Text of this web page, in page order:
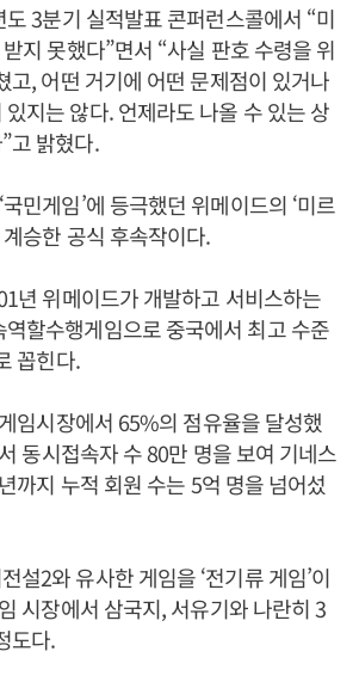
3분기 실적발표 콘퍼런스콜에서 “미
지 못했다”면서 “사실 판호 수령을 위
고, 어떤 거기에 어떤 문제점이 있거나
지는 않다. 언제라도 나올 수 있는 상
고 밝혔다.
민게임’에 등극했던 위메이드의 ‘미르
승한 공식 후속작이다.
년 위메이드가 개발하고 서비스하는
할수행게임으로 중국에서 최고 수준
꼽힌다.
임시장에서 65%의 점유율을 달성했
동시접속자 수 80만 명을 보여 기네스
까지 누적 회원 수는 5억 명을 넘어섰
설2와 유사한 게임을 ‘전기류 게임’이
시장에서 삼국지, 서유기와 나란히 3
도다.